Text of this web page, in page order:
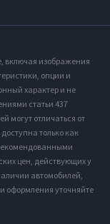
включая изображения
опции и
характер и не
статьи 437
могут отличаться от
только как
цен, действующих у
автомобилей,
оформления уточняйте